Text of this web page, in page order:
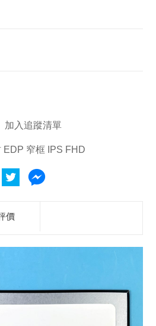
加入追蹤清單
EDP 窄框 IPS FHD
價